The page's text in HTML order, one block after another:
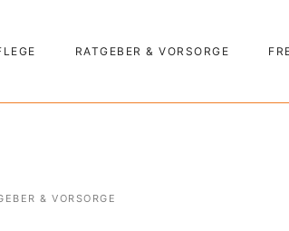
RATGEBER & VORSORGE
& VORSORGE